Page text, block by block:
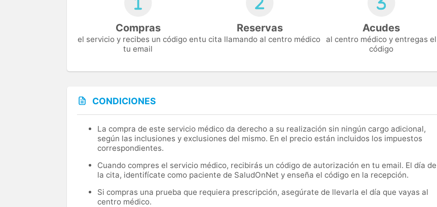
Compras
el servicio y recibes un código en
tu email
Reservas
tu cita llamando al centro médico
Acudes
al centro médico y entregas el
código
CONDICIONES
La compra de este servicio médico da derecho a su realización sin ningún cargo adicional,
según las inclusiones y exclusiones del mismo. En el precio están incluidos los impuestos
correspondientes.
Cuando compres el servicio médico, recibirás un código de autorización en tu email. El día de
la cita, identifícate como paciente de SaludOnNet y enseña el código en la recepción.
Si compras una prueba que requiera prescripción, asegúrate de llevarla el día que vayas al
centro médico.